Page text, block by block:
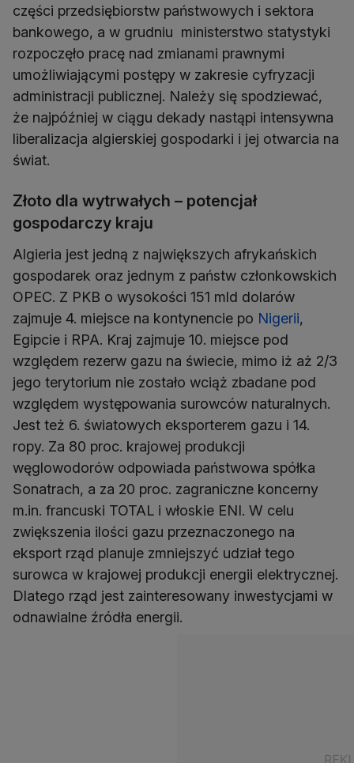
części przedsiębiorstw państwowych i sektora
bankowego, a w grudniu ministerstwo statystyki
rozpoczęło pracę nad zmianami prawnymi
umożliwiającymi postępy w zakresie cyfryzacji
administracji publicznej. Należy się spodziewać,
że najpóźniej w ciągu dekady nastąpi intensywna
liberalizacja algierskiej gospodarki i jej otwarcia na
świat.
Złoto dla wytrwałych – potencjał
gospodarczy kraju
Algieria jest jedną z największych afrykańskich
gospodarek oraz jednym z państw członkowskich
OPEC. Z PKB o wysokości 151 mld dolarów
zajmuje 4. miejsce na kontynencie po Nigerii,
Egipcie i RPA. Kraj zajmuje 10. miejsce pod
względem rezerw gazu na świecie, mimo iż aż 2/3
jego terytorium nie zostało wciąż zbadane pod
względem występowania surowców naturalnych.
Jest też 6. światowych eksporterem gazu i 14.
ropy. Za 80 proc. krajowej produkcji
węglowodorów odpowiada państwowa spółka
Sonatrach, a za 20 proc. zagraniczne koncerny
m.in. francuski TOTAL i włoskie ENI. W celu
zwiększenia ilości gazu przeznaczonego na
eksport rząd planuje zmniejszyć udział tego
surowca w krajowej produkcji energii elektrycznej.
Dlatego rząd jest zainteresowany inwestycjami w
odnawialne źródła energii.